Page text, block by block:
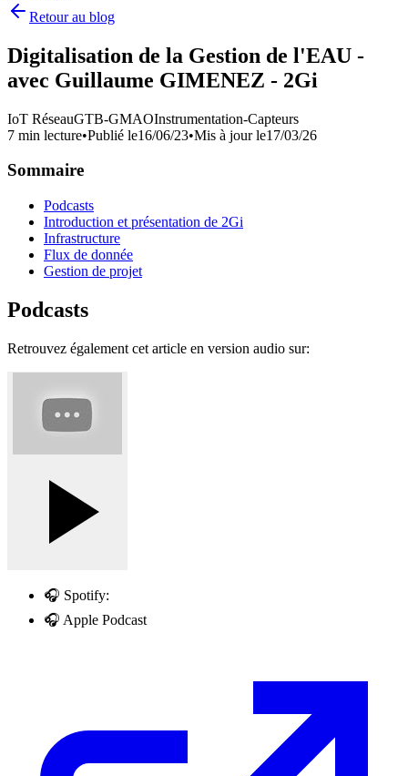
Retour au blog
Digitalisation de la Gestion de l'EAU -
avec Guillaume GIMENEZ - 2Gi
IoT RéseauGTB-GMAOInstrumentation-Capteurs
7 min lecture•Publié le16/06/23•Mis à jour le17/03/26
Sommaire
Podcasts
Introduction et présentation de 2Gi
Infrastructure
Flux de donnée
Gestion de projet
Podcasts
Retrouvez également cet article en version audio sur:
🎧 Spotify:
🎧 Apple Podcast